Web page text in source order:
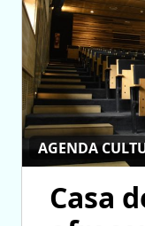
AGENDA
Casa